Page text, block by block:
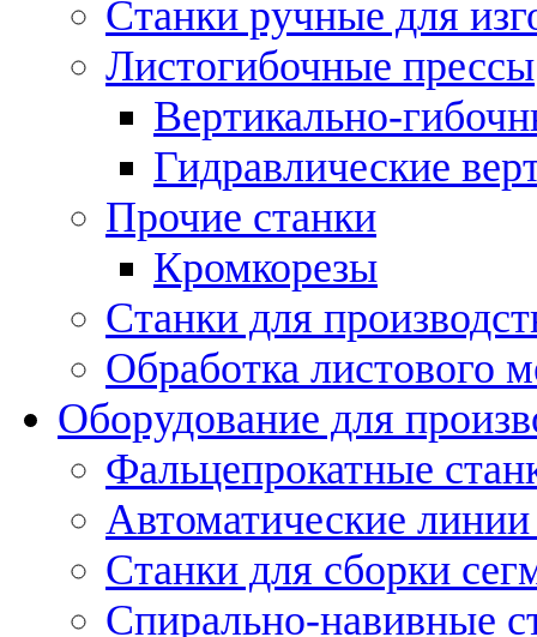
Станки ручные для
Листогибочные прессы
Вертикально-
Гидравлические
Прочие станки
Кромкорезы
Станки для
Обработка листового
Оборудование для
Фальцепрокатные
Автоматические линии
Станки для сборки
Спирально-навивные